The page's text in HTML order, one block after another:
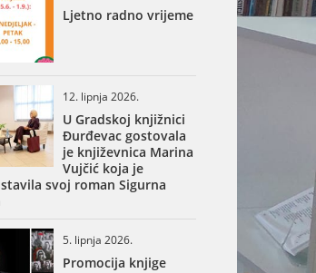
Ljetno radno vrijeme
12. lipnja 2026.
U Gradskoj knjižnici
Đurđevac gostovala
je književnica Marina
Vujčić koja je
svoj roman Sigurna
5. lipnja 2026.
Promocija knjige